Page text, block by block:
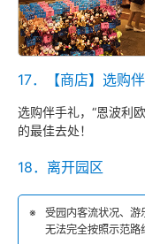
17．【商店】选购
选购伴手礼，“恩波利
的最佳去处！
18．离开园区
受园内客流状况、游
无法完全按照示范路